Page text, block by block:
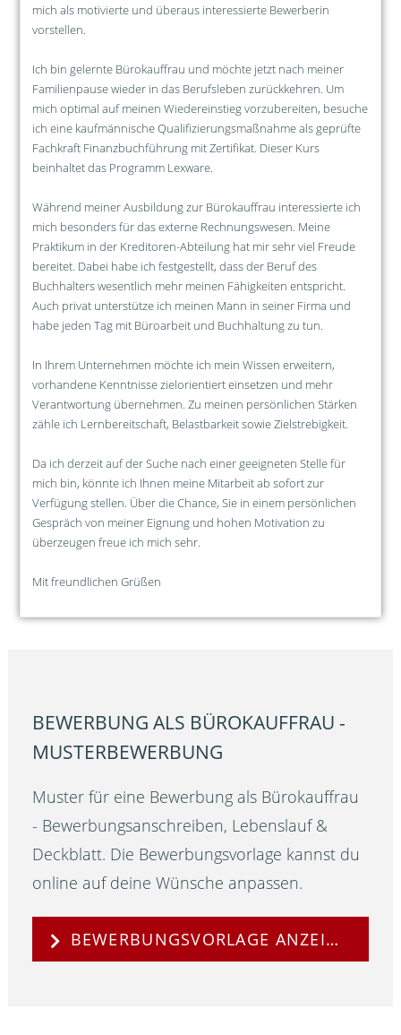
mich als motivierte und überaus interessierte Bewerberin
vorstellen.
Ich bin gelernte Bürokauffrau und möchte jetzt nach meiner
Familienpause wieder in das Berufsleben zurückkehren. Um
mich optimal auf meinen Wiedereinstieg vorzubereiten, besuche
ich eine kaufmännische Qualifizierungsmaßnahme als geprüfte
Fachkraft Finanzbuchführung mit Zertifikat. Dieser Kurs
beinhaltet das Programm Lexware.
Während meiner Ausbildung zur Bürokauffrau interessierte ich
mich besonders für das externe Rechnungswesen. Meine
Praktikum in der Kreditoren-Abteilung hat mir sehr viel Freude
bereitet. Dabei habe ich festgestellt, dass der Beruf des
Buchhalters wesentlich mehr meinen Fähigkeiten entspricht.
Auch privat unterstütze ich meinen Mann in seiner Firma und
habe jeden Tag mit Büroarbeit und Buchhaltung zu tun.
In Ihrem Unternehmen möchte ich mein Wissen erweitern,
vorhandene Kenntnisse zielorientiert einsetzen und mehr
Verantwortung übernehmen. Zu meinen persönlichen Stärken
zähle ich Lernbereitschaft, Belastbarkeit sowie Zielstrebigkeit.
Da ich derzeit auf der Suche nach einer geeigneten Stelle für
mich bin, könnte ich Ihnen meine Mitarbeit ab sofort zur
Verfügung stellen. Über die Chance, Sie in einem persönlichen
Gespräch von meiner Eignung und hohen Motivation zu
überzeugen freue ich mich sehr.
Mit freundlichen Grüßen
BEWERBUNG ALS BÜROKAUFFRAU -
MUSTERBEWERBUNG
Muster für eine Bewerbung als Bürokauffrau
- Bewerbungsanschreiben, Lebenslauf &
Deckblatt. Die Bewerbungsvorlage kannst du
online auf deine Wünsche anpassen.
BEWERBUNGSVORLAGE ANZEIGEN